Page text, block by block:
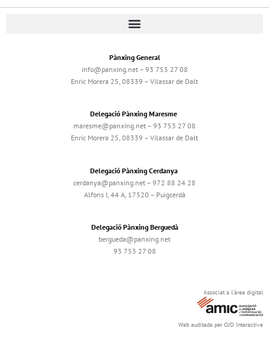
Pànxing General
info@panxing.net – 93 753 27 08
Enric Morera 25, 08339 – Vilassar de Dalt
Delegació Pànxing Maresme
maresme@panxing.net – 93 753 27 08
Enric Morera 25, 08339 – Vilassar de Dalt
Delegació Pànxing Cerdanya
cerdanya@panxing.net – 972 88 24 28
Alfons I, 44 A, 17520 – Puigcerdà
Delegació Pànxing Berguedà
bergueda@panxing.net
93 753 27 08
Associat a l'àrea digital
Web auditada per OJD Interactive